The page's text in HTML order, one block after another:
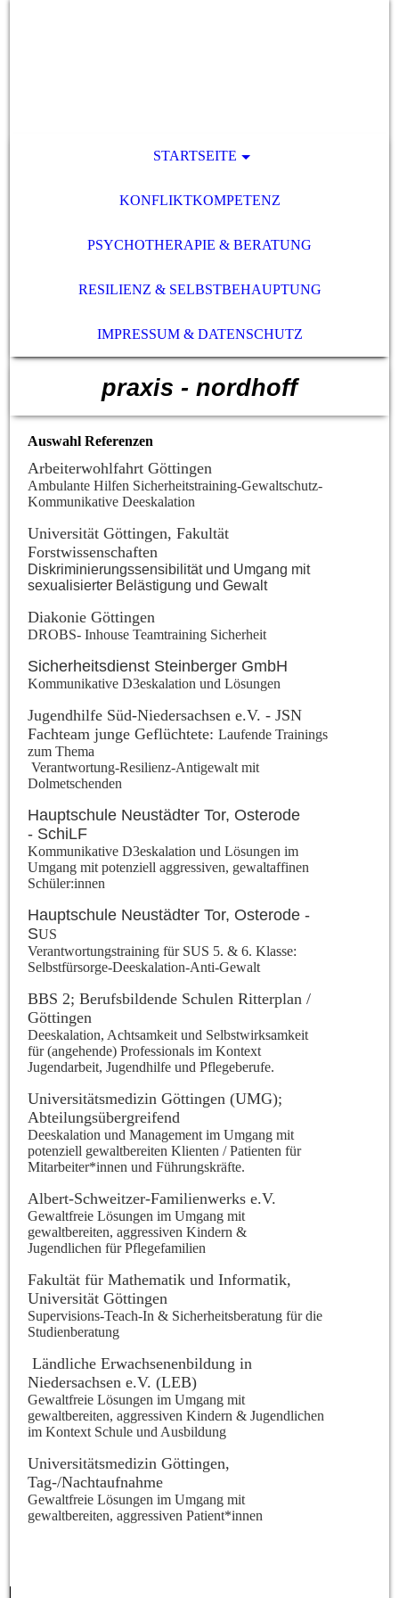
STARTSEITE
KONFLIKTKOMPETENZ
PSYCHOTHERAPIE & BERATUNG
RESILIENZ & SELBSTBEHAUPTUNG
IMPRESSUM & DATENSCHUTZ
praxis - nordhoff
Auswahl Referenzen
Arbeiterwohlfahrt Göttingen
Ambulante Hilfen Sicherheitstraining-Gewaltschutz-
Kommunikative Deeskalation
Universität Göttingen, Fakultät
Forstwissenschaften
Diskriminierungssensibilität und Umgang mit
sexualisierter Belästigung und Gewalt
Diakonie Göttingen
DROBS- Inhouse Teamtraining Sicherheit
Sicherheitsdienst Steinberger GmbH
Kommunikative D3eskalation und Lösungen
Jugendhilfe Süd-Niedersachsen e.V. - JSN
Fachteam junge Geflüchtete:Laufende Trainings
zum Thema
Verantwortung-Resilienz-Antigewalt mit
Dolmetschenden
Hauptschule Neustädter Tor, Osterode
- SchiLF
Kommunikative D3eskalation und Lösungen im
Umgang mit potenziell aggressiven, gewaltaffinen
Schüler:innen
Hauptschule Neustädter Tor, Osterode -
SUS
Verantwortungstraining für SUS 5. & 6. Klasse:
Selbstfürsorge-Deeskalation-Anti-Gewalt
BBS 2; Berufsbildende Schulen Ritterplan /
Göttingen
Deeskalation, Achtsamkeit und Selbstwirksamkeit
für (angehende) Professionals im Kontext
Jugendarbeit, Jugendhilfe und Pflegeberufe.
Universitätsmedizin Göttingen (UMG);
Abteilungsübergreifend
Deeskalation und Management im Umgang mit
potenziell gewaltbereiten Klienten / Patienten für
Mitarbeiter*innen und Führungskräfte.
Albert-Schweitzer-Familienwerks e.V.
Gewaltfreie Lösungen im Umgang mit
gewaltbereiten, aggressiven Kindern &
Jugendlichen für Pflegefamilien
Fakultät für Mathematik und Informatik,
Universität Göttingen
Supervisions-Teach-In & Sicherheitsberatung für die
Studienberatung
Ländliche Erwachsenenbildung in
Niedersachsen e.V. (LEB)
Gewaltfreie Lösungen im Umgang mit
gewaltbereiten, aggressiven Kindern & Jugendlichen
im Kontext Schule und Ausbildung
Universitätsmedizin Göttingen,
Tag-/Nachtaufnahme
Gewaltfreie Lösungen im Umgang mit
gewaltbereiten, aggressiven Patient*innen